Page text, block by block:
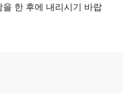
한 후에 내리시기 바랍